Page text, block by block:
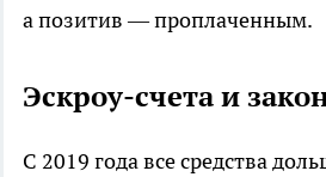
а позитив — проплаченным.
Эскроу-счета и
С 2019 года все средства